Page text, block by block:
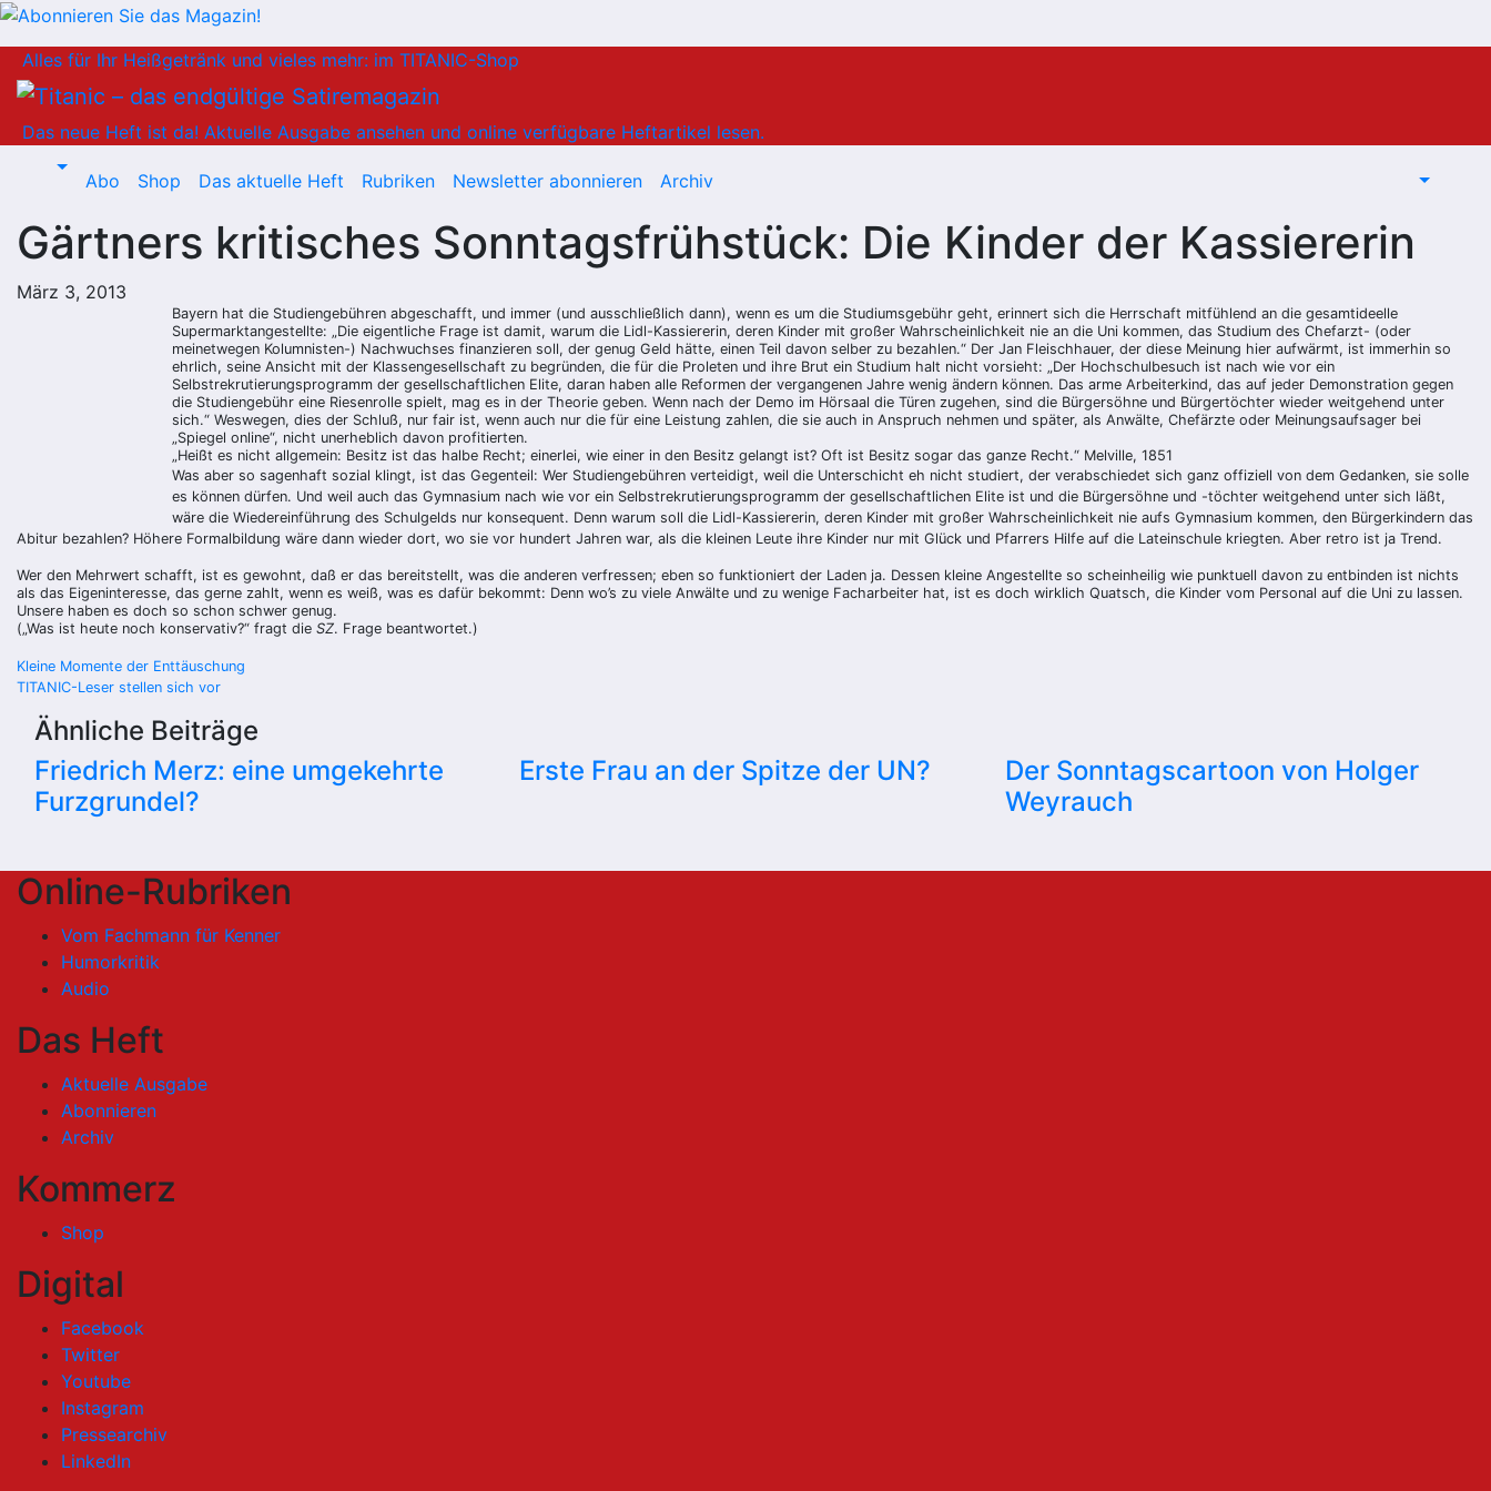
Inhalt
springen
Alles für Ihr Heißgetränk und vieles mehr: im TITANIC-Shop
Das neue Heft ist da! Aktuelle Ausgabe ansehen und online verfügbare Heftartikel lesen.
Abo Shop Das aktuelle Heft Rubriken Newsletter abonnieren Archiv
Gärtners kritisches Sonntagsfrühstück: Die Kinder der Kassiererin
März 3, 2013
Bayern hat die Studiengebühren abgeschafft, und immer (und ausschließlich dann), wenn es um die Studiumsgebühr geht, erinnert sich die Herrschaft mitfühlend an die gesamtideelle
Supermarktangestellte: „Die eigentliche Frage ist damit, warum die Lidl-Kassiererin, deren Kinder mit großer Wahrscheinlichkeit nie an die Uni kommen, das Studium des Chefarzt- (oder
meinetwegen Kolumnisten-) Nachwuchses finanzieren soll, der genug Geld hätte, einen Teil davon selber zu bezahlen.“ Der Jan Fleischhauer, der diese Meinung hier aufwärmt, ist immerhin so
ehrlich, seine Ansicht mit der Klassengesellschaft zu begründen, die für die Proleten und ihre Brut ein Studium halt nicht vorsieht: „Der Hochschulbesuch ist nach wie vor ein
Selbstrekrutierungsprogramm der gesellschaftlichen Elite, daran haben alle Reformen der vergangenen Jahre wenig ändern können. Das arme Arbeiterkind, das auf jeder Demonstration gegen
die Studiengebühr eine Riesenrolle spielt, mag es in der Theorie geben. Wenn nach der Demo im Hörsaal die Türen zugehen, sind die Bürgersöhne und Bürgertöchter wieder weitgehend unter
sich.“ Weswegen, dies der Schluß, nur fair ist, wenn auch nur die für eine Leistung zahlen, die sie auch in Anspruch nehmen und später, als Anwälte, Chefärzte oder Meinungsaufsager bei
„Spiegel online“, nicht unerheblich davon profitierten.
„Heißt es nicht allgemein: Besitz ist das halbe Recht; einerlei, wie einer in den Besitz gelangt ist? Oft ist Besitz sogar das ganze Recht.“ Melville, 1851
Was aber so sagenhaft sozial klingt, ist das Gegenteil: Wer Studiengebühren verteidigt, weil die Unterschicht eh nicht studiert, der verabschiedet sich ganz offiziell von dem Gedanken, sie solle
es können dürfen. Und weil auch das Gymnasium nach wie vor ein Selbstrekrutierungsprogramm der gesellschaftlichen Elite ist und die Bürgersöhne und -töchter weitgehend unter sich läßt,
wäre die Wiedereinführung des Schulgelds nur konsequent. Denn warum soll die Lidl-Kassiererin, deren Kinder mit großer Wahrscheinlichkeit nie aufs Gymnasium kommen, den Bürgerkindern das
Abitur bezahlen? Höhere Formalbildung wäre dann wieder dort, wo sie vor hundert Jahren war, als die kleinen Leute ihre Kinder nur mit Glück und Pfarrers Hilfe auf die Lateinschule kriegten. Aber retro ist ja Trend.
Wer den Mehrwert schafft, ist es gewohnt, daß er das bereitstellt, was die anderen verfressen; eben so funktioniert der Laden ja. Dessen kleine Angestellte so scheinheilig wie punktuell davon zu entbinden ist nichts
als das Eigeninteresse, das gerne zahlt, wenn es weiß, was es dafür bekommt: Denn wo’s zu viele Anwälte und zu wenige Facharbeiter hat, ist es doch wirklich Quatsch, die Kinder vom Personal auf die Uni zu lassen.
Unsere haben es doch so schon schwer genug.
(„Was ist heute noch konservativ?“ fragt die SZ. Frage beantwortet.)
Beitragsnavigation
Kleine Momente der Enttäuschung
TITANIC-Leser stellen sich vor
Ähnliche Beiträge
Friedrich Merz: eine umgekehrte
Furzgrundel?
Erste Frau an der Spitze der UN?
Der Sonntagscartoon von Holger
Weyrauch
Online-Rubriken
Vom Fachmann für Kenner
Humorkritik
Audio
Das Heft
Aktuelle Ausgabe
Abonnieren
Archiv
Kommerz
Shop
Digital
Facebook
Twitter
Youtube
Instagram
Pressearchiv
LinkedIn